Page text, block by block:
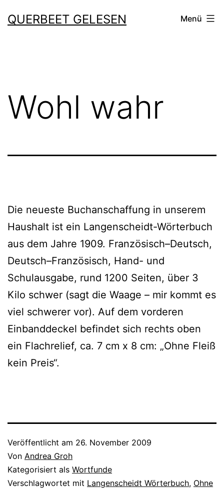
Inhalt
QUERBEET GELESEN Menü
Wohl wahr
Die neu­es­te Buchanschaffung in unse­rem
Haushalt ist ein Langenscheidt-Wörterbuch
aus dem Jahre 1909. Französisch–Deutsch,
Deutsch–Französisch, Hand- und
Schulausgabe, rund 1200 Seiten, über 3
Kilo schwer (sagt die Waage – mir kommt es
viel schwe­rer vor). Auf dem vor­de­ren
Einbanddeckel befin­det sich rechts oben
ein Flachrelief, ca. 7 cm x 8 cm: „Ohne Fleiß
kein Preis“.
Veröffentlicht am 26. November 2009
Von Andrea Groh
Kategorisiert als Wortfunde
Verschlagwortet mit Langenscheidt Wörterbuch, Ohne